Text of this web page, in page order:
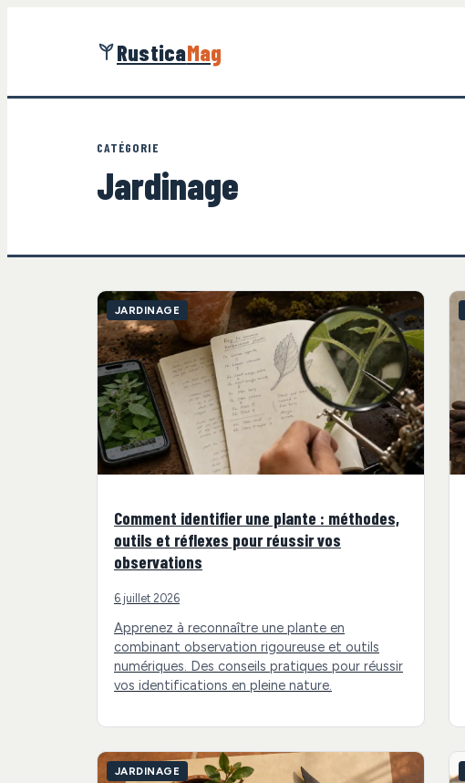
RusticaMag
CATÉGORIE
Jardinage
JARDINAGE
Comment identifier une plante : méthodes,
outils et réflexes pour réussir vos
observations
6 juillet 2026
Apprenez à reconnaître une plante en
combinant observation rigoureuse et outils
numériques. Des conseils pratiques pour réussir
vos identifications en pleine nature.
JARDINAGE